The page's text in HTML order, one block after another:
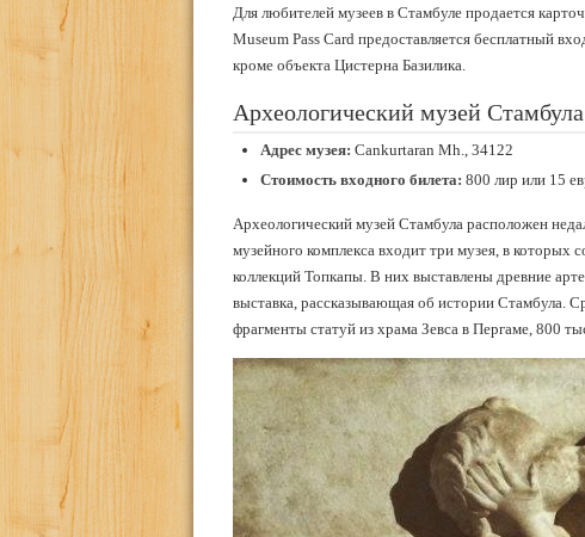
Для любителей музеев в Стамбуле продается
Museum Pass Card предоставляется бесплатный
кроме объекта Цистерна Базилика.
Археологический музей
Адрес музея: Cankurtaran Mh., 34122
Стоимость входного билета:800 лир или 15
Археологический музей Стамбула расположен
музейного комплекса входит три музея, в которых
коллекций Топкапы. В них выставлены древние
выставка, рассказывающая об истории Стамбула.
фрагменты статуй из храма Зевса в Пергаме, 800